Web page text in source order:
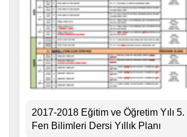
2017-2018 Eğitim ve Öğretim Yılı 5.
Fen Bilimleri Dersi Yıllık Planı